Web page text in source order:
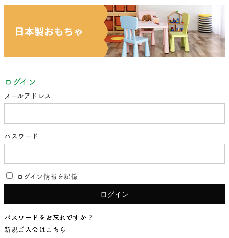
ログイン
メールアドレス
パスワード
ログイン情報を記憶
パスワードをお忘れですか ?
新規ご入会はこちら